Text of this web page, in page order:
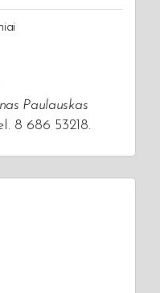
Paulauskas
8 686 53218.